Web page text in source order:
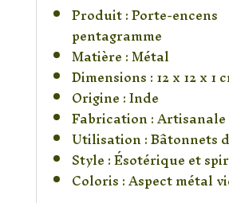
Produit : Porte-encens
pentagramme
Matière : Métal
Dimensions : 12 x 12 x 1
Origine : Inde
Fabrication : Artisanale
Utilisation : Bâtonnets
Style : Ésotérique et
Coloris : Aspect métal